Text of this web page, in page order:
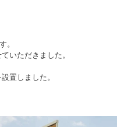
。
いただきました。
置しました。